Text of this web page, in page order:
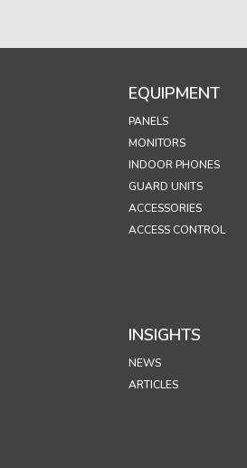
EQUIPMENT
PANELS
MONITORS
INDOOR PHONES
GUARD UNITS
ACCESSORIES
ACCESS CONTROL
INSIGHTS
NEWS
ARTICLES